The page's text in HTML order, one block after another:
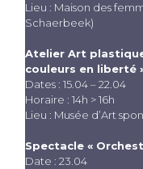
Lieu : Maison des
Schaerbeek)
Atelier Art
couleurs en liberté
Dates : 15.04 – 22.04
Horaire : 14h > 16h
Lieu : Musée d’Art
Spectacle «
Date : 23.04